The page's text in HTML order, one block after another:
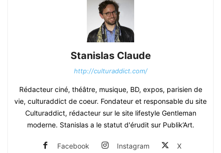
Stanislas Claude
http://culturaddict.com/
Rédacteur ciné, théâtre, musique, BD, expos, parisien de
vie, culturaddict de coeur. Fondateur et responsable du site
Culturaddict, rédacteur sur le site lifestyle Gentleman
moderne. Stanislas a le statut d'érudit sur Publik’Art.
Facebook Instagram X